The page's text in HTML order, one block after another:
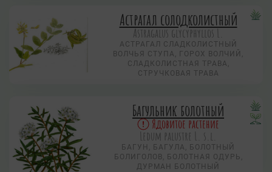
Астрагал солодколистный
Astragalus glycyphyllos L.
АСТРАГАЛ СЛАДКОЛИСТНЫЙ
ВОЛЧЬЯ СТУПА, ГОРОХ ВОЛЧИЙ,
СЛАДКОЛИСТНАЯ ТРАВА,
СТРУЧКОВАЯ ТРАВА
Багульник болотный
Ядовитое растение
Ledum palustre L. s.l.
БАГУН, БАГУЛА, БОЛОТНЫЙ
БОЛИГОЛОВ, БОЛОТНАЯ ОДУРЬ,
ДУРМАН БОЛОТНЫЙ